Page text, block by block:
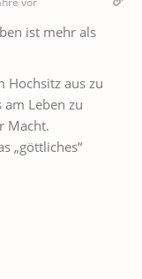
ist mehr als
Hochsitz aus zu
am Leben zu
Macht.
„göttliches“